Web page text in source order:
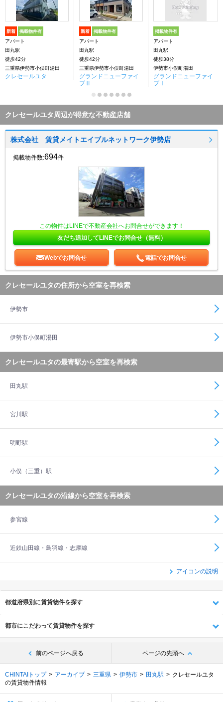
新着 掲載物件有
アパート
田丸駅
徒歩42分
三重県伊勢市小俣町湯田
クレセールユタ
新着 掲載物件有
アパート
田丸駅
徒歩42分
三重県伊勢市小俣町湯田
グランドニューファイ
ブⅡ
掲載物件有
アパート
田丸駅
徒歩38分
伊勢市小俣町湯田
グランドニューファイ
ブⅠ
クレセールユタ周辺が得意な不動産店舗
株式会社 賃貸メイトエイブルネットワーク伊勢店
掲載物件数:694件
この物件はLINEで不動産会社へお問合せができます！
友だち追加してLINEでお問合せ（無料）
Webでお問合せ 電話でお問合せ
クレセールユタの住所から空室を再検索
伊勢市
伊勢市小俣町湯田
クレセールユタの最寄駅から空室を再検索
田丸駅
宮川駅
明野駅
小俣（三重）駅
クレセールユタの沿線から空室を再検索
参宮線
近鉄山田線・鳥羽線・志摩線
アイコンの説明
都道府県別に賃貸物件を探す
都市にこだわって賃貸物件を探す
前のページへ戻る ページの先頭へ
CHINTAIトップ アーカイブ 三重県 伊勢市 田丸駅
クレセールユタ
の賃貸物件情報